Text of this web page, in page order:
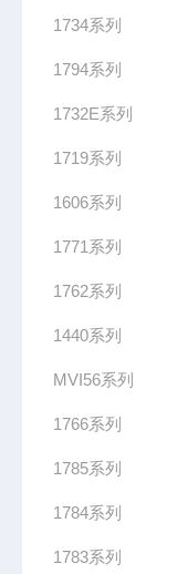
1734系列
1794系列
1732E系列
1719系列
1606系列
1771系列
1762系列
1440系列
MVI56系列
1766系列
1785系列
1784系列
1783系列